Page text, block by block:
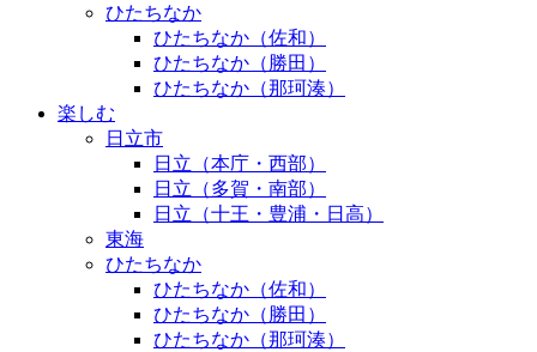
ひたちなか
ひたちなか（佐和）
ひたちなか（勝田）
ひたちなか（那珂湊）
楽しむ
日立市
日立（本庁・西部）
日立（多賀・南部）
日立（十王・豊浦・日高）
東海
ひたちなか
ひたちなか（佐和）
ひたちなか（勝田）
ひたちなか（那珂湊）